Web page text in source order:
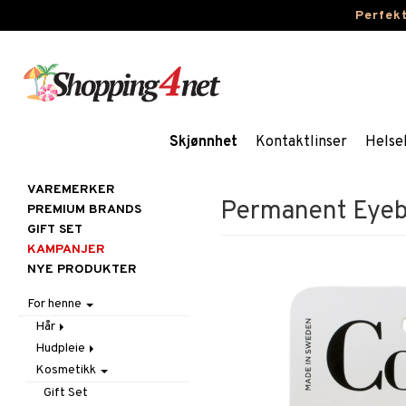
Skjønnhet Kontaktlinser
Permanent
VAREMERKER
PREMIUM BRANDS
GIFT SET
KAMPANJER
NYE PRODUKTER
For henne
Hår
Accessoarer
Balsam
Børster / Kammer
Hudpleie
Ansiktscremer
Fet hud
Ansiktspleie
Kosmetikk
Gift Set